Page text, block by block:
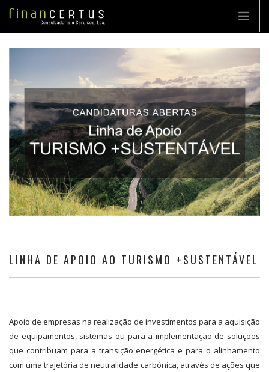
CONSULTORIA
PROJETO CHAVE-NA-MÃO
PORTFÓLIO
DESTAQUES
CONTACTOS
LINHA DE APOIO AO TURISMO +SUSTENTÁVEL
Apoio de empresas na realização de investimentos para a aquisição
de equipamentos, sistemas ou para a implementação de soluções
que contribuam para a transição energética e para o alinhamento
com uma trajetória de neutralidade carbónica, através de ações que